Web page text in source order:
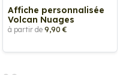
Affiche personnalisée
Volcan Nuages
à partir de 9,90 €